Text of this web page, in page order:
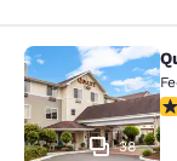
Quality
38